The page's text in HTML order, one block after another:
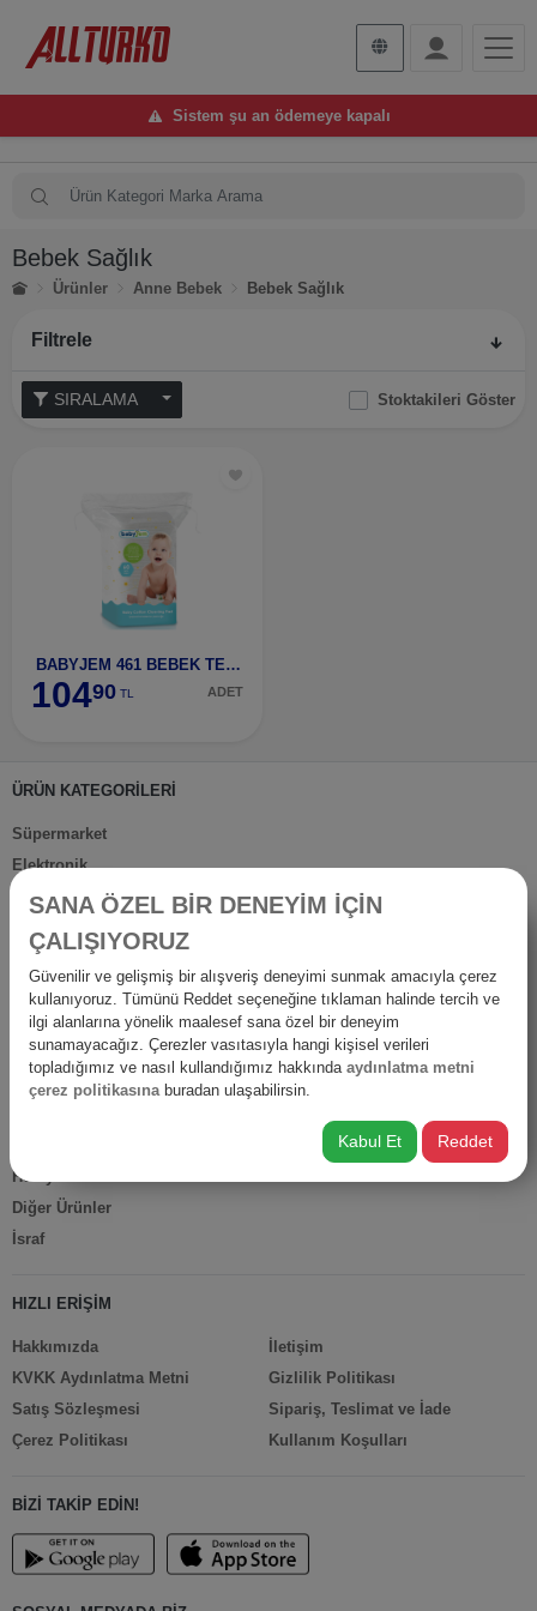
Sistem şu an ödemeye kapalı
Bebek Sağlık
Ürünler Anne Bebek Bebek Sağlık
Filtrele
Stoktakileri Göster
BABYJEM 461 BEBEK TEMİZLEME PAMUĞU
10490 TL ADET
ÜRÜN KATEGORİLERİ
Süpermarket
Elektronik
Kırtasiye & Sanat
Ev Gereçleri
Petshop
Ev Dışı Tüketim
Kişisel Bakım
Anne Bebek
Hediyelik Ürünler
Diğer Ürünler
İsraf
HIZLI ERİŞİM
Hakkımızda
KVKK Aydınlatma Metni
Satış Sözleşmesi
Çerez Politikası
İletişim
Gizlilik Politikası
Sipariş, Teslimat ve İade
Kullanım Koşulları
BİZİ TAKİP EDİN!
SANA ÖZEL BİR DENEYİM İÇİN
ÇALIŞIYORUZ
Güvenilir ve gelişmiş bir alışveriş deneyimi sunmak amacıyla çerez
kullanıyoruz. Tümünü Reddet seçeneğine tıklaman halinde tercih ve
ilgi alanlarına yönelik maalesef sana özel bir deneyim
sunamayacağız. Çerezler vasıtasıyla hangi kişisel verileri
topladığımız ve nasıl kullandığımız hakkında aydınlatma metni
çerez politikasınaburadan ulaşabilirsin.
Kabul Et Reddet